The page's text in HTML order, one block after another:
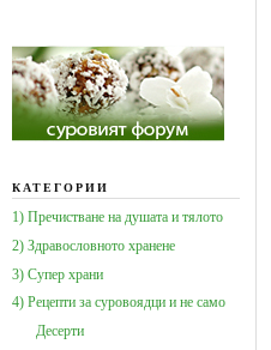
КАТЕГОРИИ
1) Пречистване на душата и тялото
2) Здравословното хранене
3) Супер храни
4) Рецепти за суровоядци и не само
Десерти